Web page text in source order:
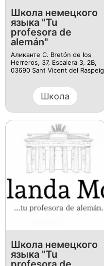
Школа немецкого
языка "Tu
profesora de
alemán"
Аликанте C. Bretón de los
Herreros, 37, Escalera 3, 2B,
03690 Sant Vicent del Raspeig
Школа
Школа немецкого
языка "Tu